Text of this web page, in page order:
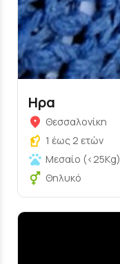
Ηρα
Θεσσαλονίκη
1 έως 2 ετών
Μεσαίο (<25Kg)
Θηλυκό